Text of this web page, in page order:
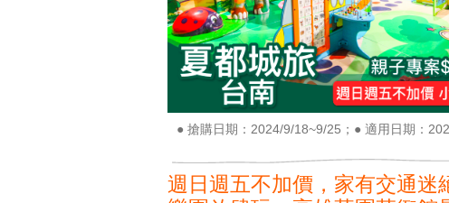
● 搶購日期：2024/9/18~9/25；● 適用日期：
週日週五不加價，家有交通迷